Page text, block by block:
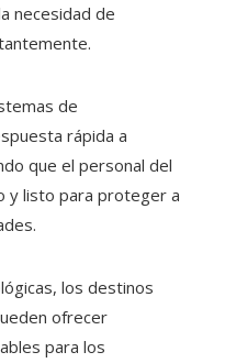
necesidad de
de
rápida a
que el personal del
y listo para proteger a
los destinos
ofrecer
para los